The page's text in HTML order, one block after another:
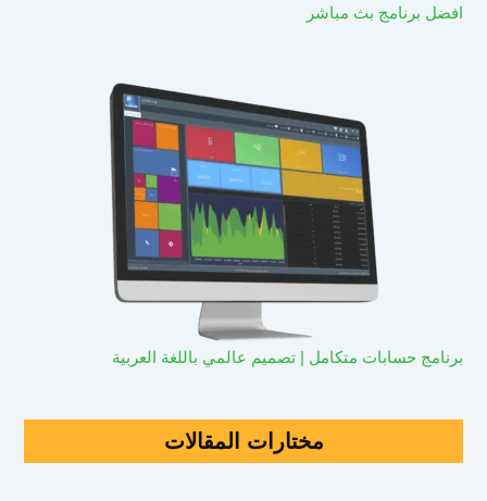
افضل برنامج بث مباشر
برنامج حسابات متكامل | تصميم عالمي باللغة العربية
مختارات المقالات